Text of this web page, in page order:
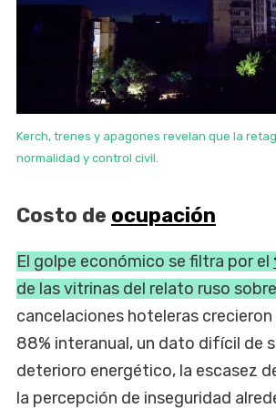
Kerch, trenes y apagones revelan que la
normalidad y control civil.
Costo de ocupación
El golpe económico se filtra por el
de las vitrinas del relato ruso
cancelaciones hoteleras crecieron
88% interanual, un dato difícil de
deterioro energético, la escasez
la percepción de inseguridad